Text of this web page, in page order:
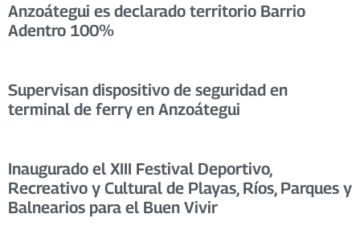
Anzoátegui es declarado territorio Barrio
Adentro 100%
Supervisan dispositivo de seguridad en
terminal de ferry en Anzoátegui
Inaugurado el XIII Festival Deportivo,
Recreativo y Cultural de Playas, Ríos, Parques y
Balnearios para el Buen Vivir